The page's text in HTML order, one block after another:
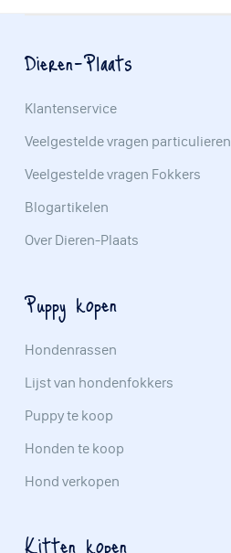
Dieren-Plaats
Klantenservice
Veelgestelde vragen particulieren
Veelgestelde vragen Fokkers
Blogartikelen
Over Dieren-Plaats
Puppy kopen
Hondenrassen
Lijst van hondenfokkers
Puppy te koop
Honden te koop
Hond verkopen
Kitten kopen